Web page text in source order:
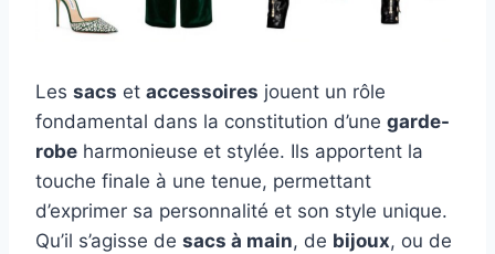
Les sacs et accessoires jouent un rôle
fondamental dans la constitution d’une garde-
robe harmonieuse et stylée. Ils apportent la
touche finale à une tenue, permettant
d’exprimer sa personnalité et son style unique.
Qu’il s’agisse de sacs à main, de bijoux, ou de